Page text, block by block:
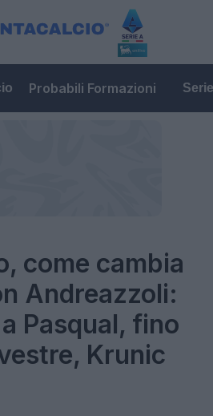
Probabili Formazioni
come cambia
Andreazzoli:
Pasqual, fino
Krunic